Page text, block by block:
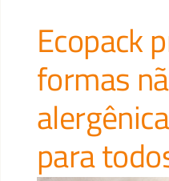
Ecopack
formas
para